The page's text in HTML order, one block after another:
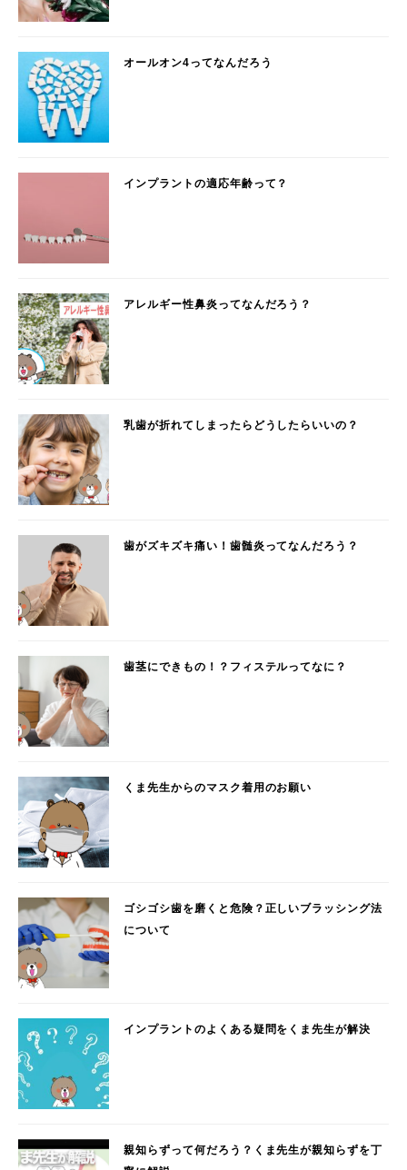
オールオン4ってなんだろう
インプラントの適応年齢って？
アレルギー性鼻炎ってなんだろう？
乳歯が折れてしまったらどうしたらいいの？
歯がズキズキ痛い！歯髄炎ってなんだろう？
歯茎にできもの！？フィステルってなに？
くま先生からのマスク着用のお願い
ゴシゴシ歯を磨くと危険？正しいブラッシング法
について
インプラントのよくある疑問をくま先生が解決
親知らずって何だろう？くま先生が親知らずを丁